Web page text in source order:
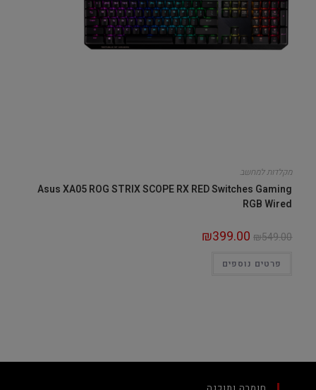
מקלדות למחשב
Asus XA05 ROG STRIX SCOPE RX RED Switches Gaming
RGB Wired
₪549.00
₪399.00
פרטים נוספים